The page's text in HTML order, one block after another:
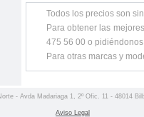
Todos los precios son
Para obtener las
475 56 00 o
Para otras marcas y
- Avda Madariaga 1, 2º Ofic. 11 - 48014
Aviso Legal